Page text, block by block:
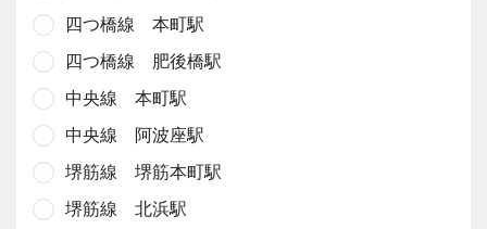
四つ橋線 本町駅
四つ橋線 肥後橋駅
中央線 本町駅
中央線 阿波座駅
堺筋線 堺筋本町駅
堺筋線 北浜駅